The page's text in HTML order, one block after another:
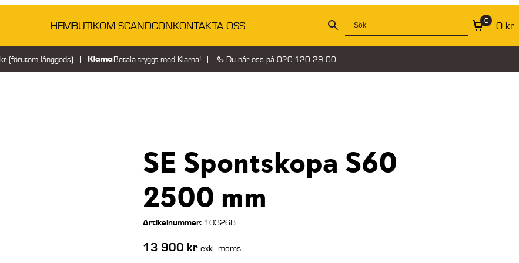
HEMBUTIKOM SCANDCONKONTAKTA OSS 0 0 kr
(förutom långgods) Betala tryggt med Klarna! Du når oss på 020-120 29 00
SE Spontskopa S60
2500 mm
Artikelnummer: 103268
13 900 kr exkl. moms